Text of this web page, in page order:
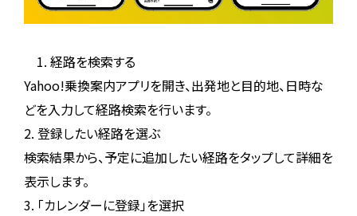
1. 経路を検索する
Yahoo!乗換案内アプリを開き、出発地と目的地、日時な
どを入力して経路検索を行います。
2. 登録したい経路を選ぶ
検索結果から、予定に追加したい経路をタップして詳細を
表示します。
3. 「カレンダーに登録」を選択